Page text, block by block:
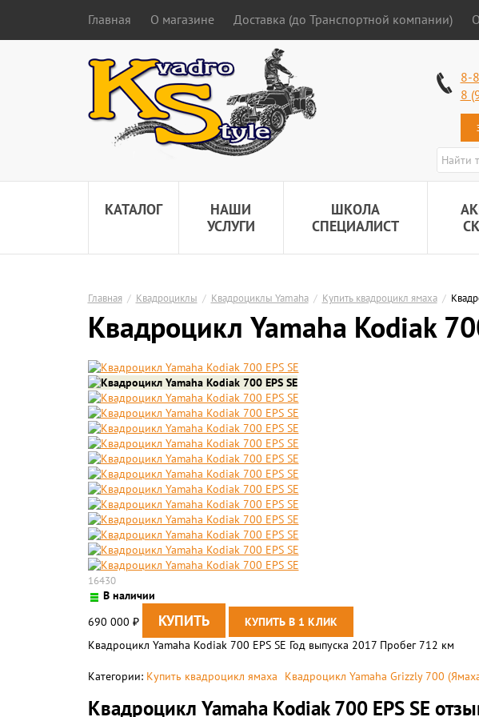
Главная О магазине Доставка (до Транспортной компании)
8-
8
КАТАЛОГ
НАШИ
УСЛУГИ
ШКОЛА
СПЕЦИАЛИСТ
Главная / Квадроциклы / Квадроциклы Yamaha / Купить квадроцикл ямаха /
Квадроцикл Yamaha Kodiak
16430
В наличии
690 000 ₽
Квадроцикл Yamaha Kodiak 700 EPS SE Год выпуска 2017 Пробег 712 км
Категории: Купить квадроцикл ямаха Kвадроцикл Yamaha Grizzly 700
Квадроцикл Yamaha Kodiak 700 EPS SE